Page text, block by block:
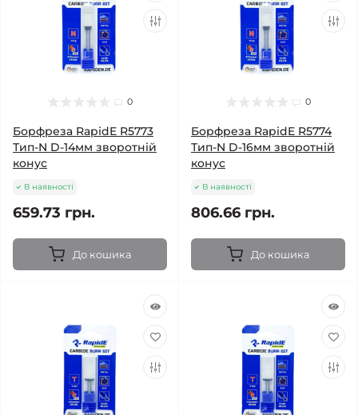
0
Борфреза RapidE R5773
Тип-N D-14мм зворотній
конус
В наявності
659.73 грн.
До кошика
0
Борфреза RapidE R5774
Тип-N D-16мм зворотній
конус
В наявності
806.66 грн.
До кошика